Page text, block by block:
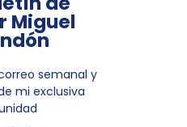
Miguel
semanal y
mi exclusiva